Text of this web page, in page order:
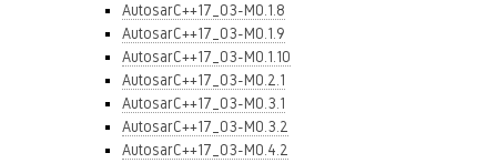
AutosarC++17_03-M0.1.8
AutosarC++17_03-M0.1.9
AutosarC++17_03-M0.1.10
AutosarC++17_03-M0.2.1
AutosarC++17_03-M0.3.1
AutosarC++17_03-M0.3.2
AutosarC++17_03-M0.4.2